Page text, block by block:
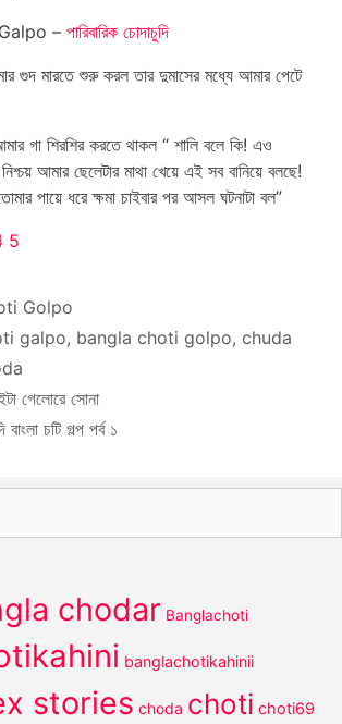
– পারিবারিক চোদাচুদি
গুদ মারতে শুরু করল তার দুমাসের মধ্যে আমার পেটে
গা শিরশির করতে থাকল “ শালি বলে কি! এও
আমার ছেলেটার মাথা খেয়ে এই সব বানিয়ে বলছে!
পায়ে ধরে ক্ষমা চাইবার পর আসল ঘটনাটা বল”
5
Golpo
galpo, bangla choti golpo, chuda
গেলোরে সোনা
বাংলা চটি গল্প পর্ব ১
chodar Banglachoti
banglachotikahinii
stories choda choti choti69